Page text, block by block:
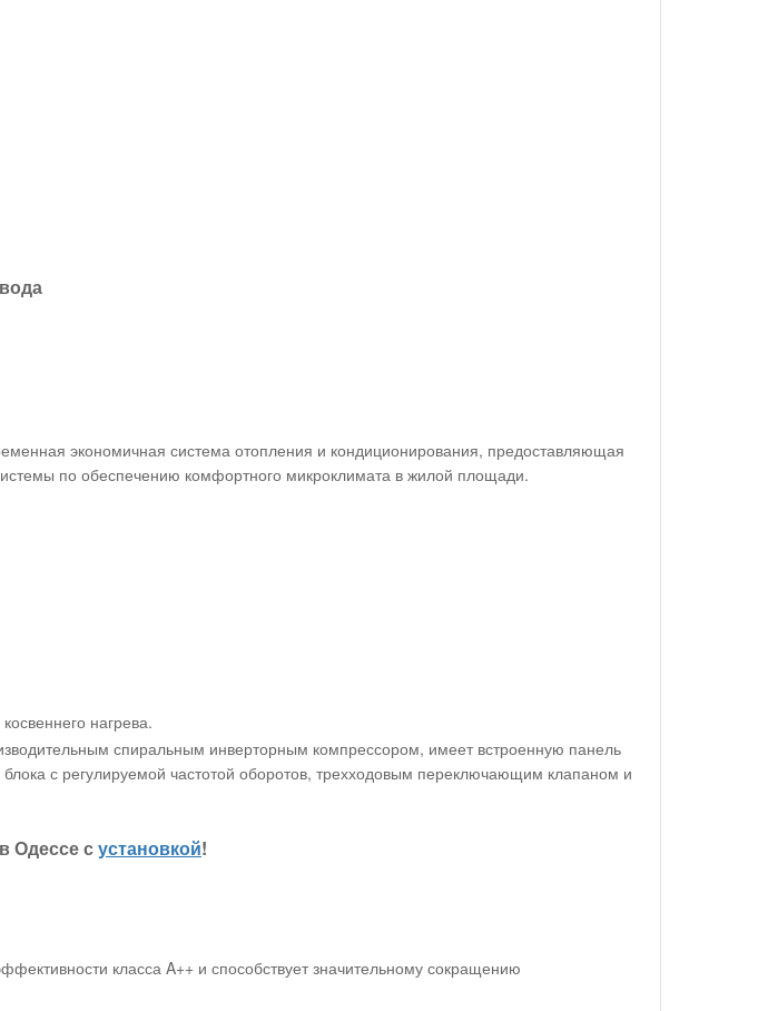
экономичная система отопления и кондиционирования, предоставляющая
по обеспечению комфортного микроклимата в жилой площади.
нагрева.
спиральным инверторным компрессором, имеет встроенную панель
с регулируемой частотой оборотов, трехходовым переключающим клапаном и
Одессе сустановкой!
класса A++ и способствует значительному сокращению